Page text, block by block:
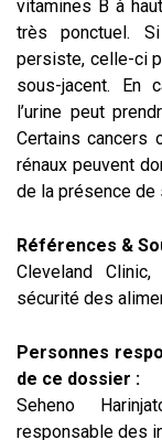
vitamines B à
très ponctuel.
persiste, celle-ci
sous-jacent. En
l’urine peut
Certains cancers
rénaux peuvent
de la présence de
Références &
Cleveland
sécurité des
Personnes
de ce dossier :
Seheno
responsable des